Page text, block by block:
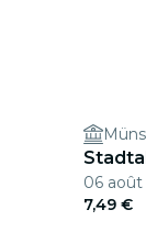
06 août
7,49 €